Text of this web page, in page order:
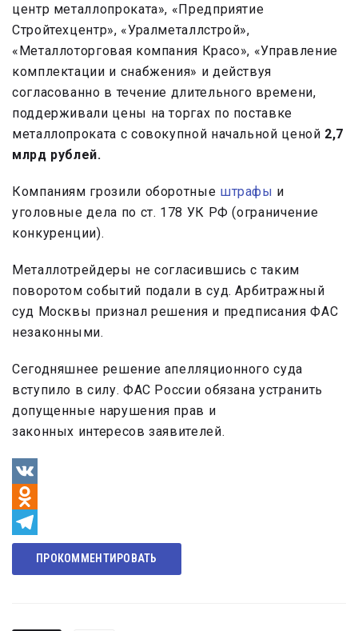
центр металлопроката», «Предприятие
Стройтехцентр», «Уралметаллстрой»,
«Металлоторговая компания Красо», «Управление
комплектации и снабжения» и действуя
согласованно в течение длительного времени,
поддерживали цены на торгах по поставке
металлопроката с совокупной начальной ценой 2,7
млрд рублей.
Компаниям грозили оборотные штрафы и
уголовные дела по ст. 178 УК РФ (ограничение
конкуренции).
Металлотрейдеры не согласившись с таким
поворотом событий подали в суд. Арбитражный
суд Москвы признал решения и предписания ФАС
незаконными.
Сегодняшнее решение апелляционного суда
вступило в силу. ФАС России обязана устранить
допущенные нарушения прав и
законных интересов заявителей.
VK
Odnoklassniki
Telegram
ПРОКОММЕНТИРОВАТЬ